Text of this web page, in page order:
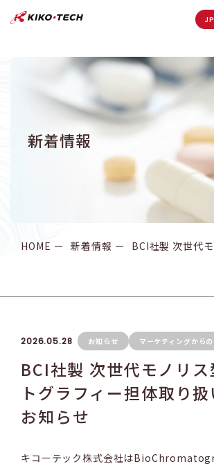
キコーテック株式会社 | ライフサイ
JP
新着情報
HOME 新着情報 BCI社製 次世代
2026.05.28 お知らせ マーケティングから
BCI社製 次世代モノリ
トグラフィー担体取り
お知らせ
キコーテック株式会社は